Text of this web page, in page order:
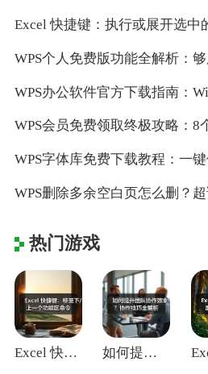
Excel 快捷键：执行或展开选中
WPS办公软件官方下载指南：
热门游戏
Excel 快捷键：移至下/上一个功能区 如何提升团队协作效率？协作技巧全解析